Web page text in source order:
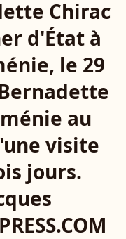
Chirac
d'État à
le 29
au
visite
jours.